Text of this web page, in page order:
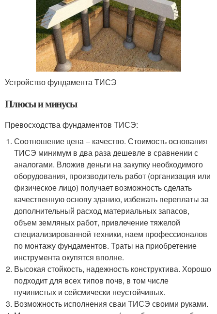
Устройство фундамента ТИСЭ
Плюсы и минусы
Превосходства фундаментов ТИСЭ:
Соотношение цена – качество. Стоимость основания
ТИСЭ минимум в два раза дешевле в сравнении с
аналогами. Вложив деньги на закупку необходимого
оборудования, производитель работ (организация или
физическое лицо) получает возможность сделать
качественную основу зданию, избежать переплаты за
дополнительный расход материальных запасов,
объем земляных работ, привлечение тяжелой
специализированной техники, наем профессионалов
по монтажу фундаментов. Траты на приобретение
инструмента окупятся вполне.
Высокая стойкость, надежность конструктива. Хорошо
подходит для всех типов почв, в том числе
пучинистых и сейсмически неустойчивых.
Возможность исполнения сваи ТИСЭ своими руками.